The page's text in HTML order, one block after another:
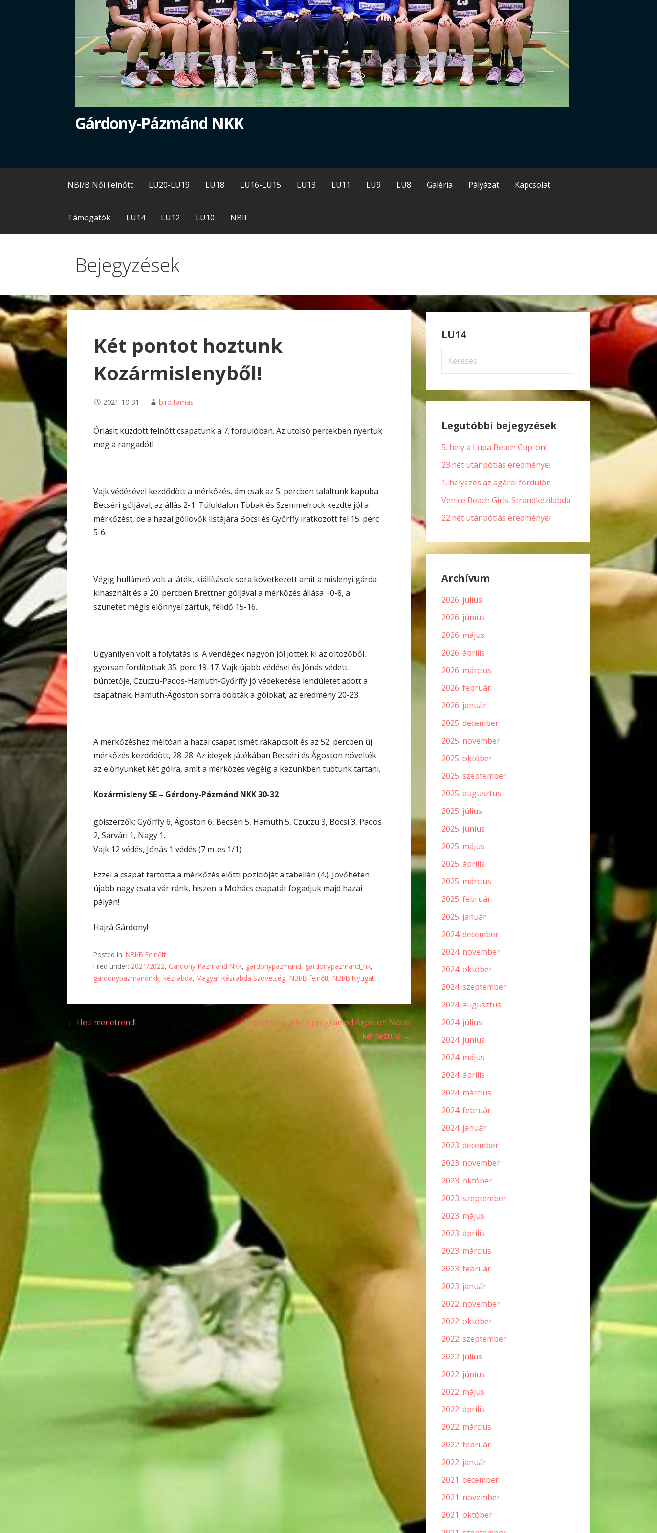
Gárdony-Pázmánd NKK
NBI/B Női Felnőtt LU20-LU19 LU18 LU16-LU15 LU13 LU11 LU9 LU8 Galéria Pályázat Kapcsolat
Támogatók LU14 LU12 LU10 NBII
Bejegyzések
Két pontot hoztunk
Kozármislenyből!
2021-10-31 biro.tamas
Óriásit küzdött felnőtt csapatunk a 7. fordulóban. Az utolsó percekben nyertük
meg a rangadót!
Vajk védésével kezdődött a mérkőzés, ám csak az 5. percben találtunk kapuba
Becséri góljával, az állás 2-1. Túloldalon Tobak és Szemmelrock kezdte jól a
mérkőzést, de a hazai góllövők listájára Bocsi és Győrffy iratkozott fel 15. perc
5-6.
Végig hullámzó volt a játék, kiállítások sora következett amit a mislenyi gárda
kihasznált és a 20. percben Brettner góljával a mérkőzés állása 10-8, a
szünetet mégis előnnyel zártuk, félidő 15-16.
Ugyanilyen volt a folytatás is. A vendégek nagyon jól jöttek ki az öltözőből,
gyorsan fordítottak 35. perc 19-17. Vajk újabb védései és Jónás védett
büntetője, Czuczu-Pados-Hamuth-Győrffy jó védekezése lendületet adott a
csapatnak. Hamuth-Ágoston sorra dobták a gólokat, az eredmény 20-23.
A mérkőzéshez méltóan a hazai csapat ismét rákapcsolt és az 52. percben új
mérkőzés kezdődött, 28-28. Az idegek játékában Becséri és Ágoston növelték
az előnyünket két gólra, amit a mérkőzés végéig a kezünkben tudtunk tartani.
Kozármisleny SE – Gárdony-Pázmánd NKK 30-32
gólszerzők: Győrffy 6, Ágoston 6, Becséri 5, Hamuth 5, Czuczu 3, Bocsi 3, Pados
2, Sárvári 1, Nagy 1.
Vajk 12 védés, Jónás 1 védés (7 m-es 1/1)
Ezzel a csapat tartotta a mérkőzés előtti pozícióját a tabellán (4.). Jövőhéten
újabb nagy csata vár ránk, hiszen a Mohács csapatát fogadjuk majd hazai
pályán!
Hajrá Gárdony!
Posted in:NBI/B Felnőtt
Filed under: 2021/2022, Gárdony-Pázmánd NKK, gardonypazmand, gardonypazmand_nk,
gardonypazmandnkk,kézilabda,Magyar Kézilabda Szövetség,NBI/B felnőtt,NBI/B Nyugat
Bejegyzés
navigáció
← Heti menetrend!
Ismertetjük a heti programot! Ágoston Nórát
kérdeztük! →
LU14
Legutóbbi bejegyzések
5. hely a Lupa Beach Cup-on!
23.hét utánpótlás eredményei
1. helyezés az agárdi fordulón
Venice Beach Girls-Strandkézilabda
22.hét utánpótlás eredményei
Archívum
2026. július
2026. június
2026. május
2026. április
2026. március
2026. február
2026. január
2025. december
2025. november
2025. október
2025. szeptember
2025. augusztus
2025. július
2025. június
2025. május
2025. április
2025. március
2025. február
2025. január
2024. december
2024. november
2024. október
2024. szeptember
2024. augusztus
2024. július
2024. június
2024. május
2024. április
2024. március
2024. február
2024. január
2023. december
2023. november
2023. október
2023. szeptember
2023. május
2023. április
2023. március
2023. február
2023. január
2022. november
2022. október
2022. szeptember
2022. július
2022. június
2022. május
2022. április
2022. március
2022. február
2022. január
2021. december
2021. november
2021. október